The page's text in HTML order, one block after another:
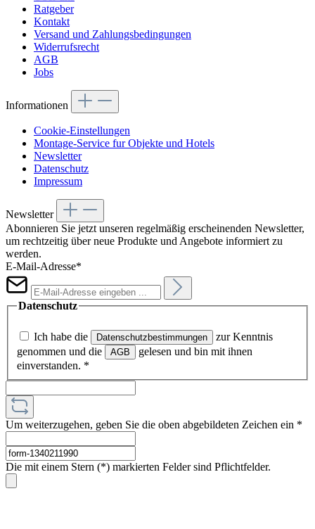
Ratgeber
Kontakt
Versand und Zahlungsbedingungen
Widerrufsrecht
AGB
Jobs
Informationen
Cookie-Einstellungen
Montage-Service fur Objekte und Hotels
Newsletter
Datenschutz
Impressum
Newsletter
Abonnieren Sie jetzt unseren regelmäßig erscheinenden Newsletter,
um rechtzeitig über neue Produkte und Angebote informiert zu
werden.
E-Mail-Adresse*
Datenschutz
Ich habe die Datenschutzbestimmungen
zur Kenntnis
genommen und die
AGB
gelesen und bin mit ihnen
einverstanden. *
Um weiterzugehen, geben Sie die oben abgebildeten Zeichen ein *
Die mit einem Stern (*) markierten Felder sind Pflichtfelder.